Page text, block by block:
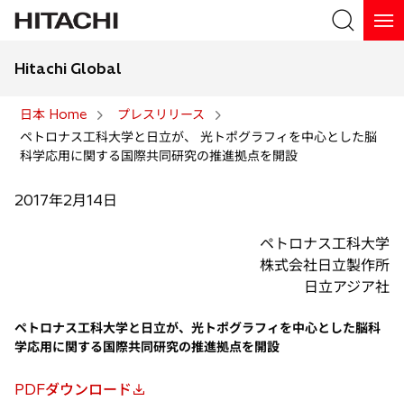
検索
Hitachi Global
日本 Home
プレスリリース
ペトロナス工科大学と日立が、 光トポグラフィを中心とした脳
科学応用に関する国際共同研究の推進拠点を開設
2017年2月14日
ペトロナス工科大学
株式会社日立製作所
日立アジア社
ペトロナス工科大学と日立が、光トポグラフィを中心とした脳科
学応用に関する国際共同研究の推進拠点を開設
PDFダウンロード
新